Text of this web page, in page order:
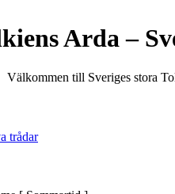
Arda –
Välkommen till Sveriges stora
trådar